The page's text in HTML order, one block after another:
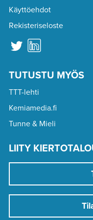
Käyttöehdot
Rekisteriseloste
TUTUSTU MYÖS
TTT-lehti
Kemiamedia.fi
Tunne & Mieli
LIITY